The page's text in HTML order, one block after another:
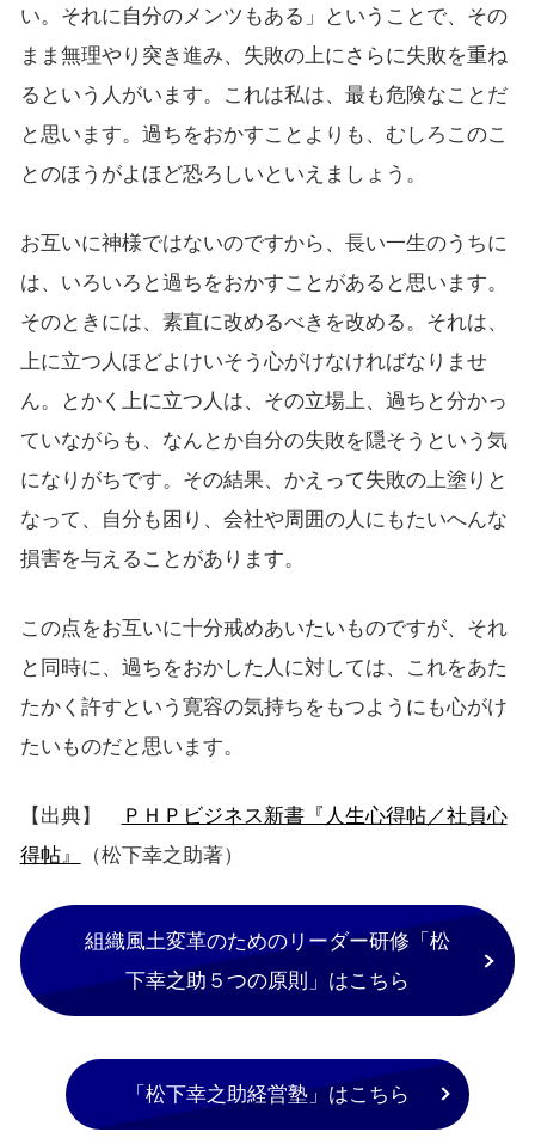
い。それに自分のメンツもある」ということで、その
まま無理やり突き進み、失敗の上にさらに失敗を重ね
るという人がいます。これは私は、最も危険なことだ
と思います。過ちをおかすことよりも、むしろこのこ
とのほうがよほど恐ろしいといえましょう。
お互いに神様ではないのですから、長い一生のうちに
は、いろいろと過ちをおかすことがあると思います。
そのときには、素直に改めるべきを改める。それは、
上に立つ人ほどよけいそう心がけなければなりませ
ん。とかく上に立つ人は、その立場上、過ちと分かっ
ていながらも、なんとか自分の失敗を隠そうという気
になりがちです。その結果、かえって失敗の上塗りと
なって、自分も困り、会社や周囲の人にもたいへんな
損害を与えることがあります。
この点をお互いに十分戒めあいたいものですが、それ
と同時に、過ちをおかした人に対しては、これをあた
たかく許すという寛容の気持ちをもつようにも心がけ
たいものだと思います。
【出典】
ＰＨＰビジネス新書『人生心得帖／社員心
得帖』
（松下幸之助著）
組織風土変革のためのリーダー研修「松
下幸之助５つの原則」はこちら
「松下幸之助経営塾」はこちら